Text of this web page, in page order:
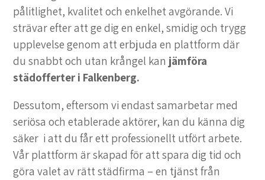
pålitlighet, kvalitet och enkelhet avgörande. Vi
strävar efter att ge dig en enkel, smidig och trygg
upplevelse genom att erbjuda en plattform där
du snabbt och utan krångel kan jämföra
städofferter i Falkenberg.
Dessutom, eftersom vi endast samarbetar med
seriösa och etablerade aktörer, kan du känna dig
säker i att du får ett professionellt utfört arbete.
Vår plattform är skapad för att spara dig tid och
göra valet av rätt städfirma – en tjänst från